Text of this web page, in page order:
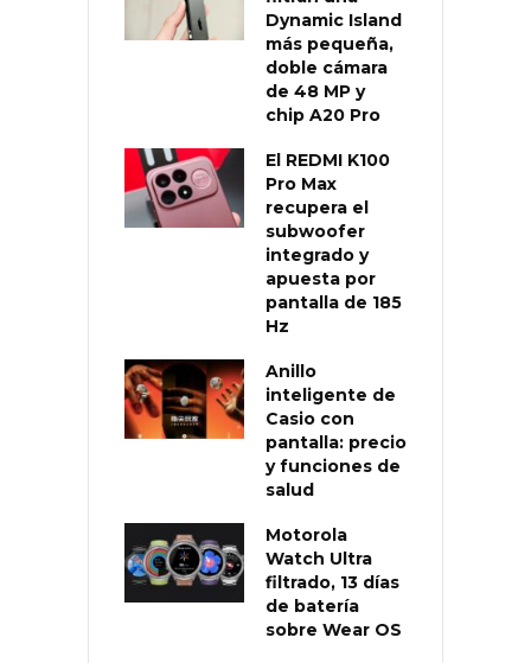
Dynamic Island
más pequeña,
doble cámara
de 48 MP y
chip A20 Pro
El REDMI K100
Pro Max
recupera el
subwoofer
integrado y
apuesta por
pantalla de 185
Hz
Anillo
inteligente de
Casio con
pantalla: precio
y funciones de
salud
Motorola
Watch Ultra
filtrado, 13 días
de batería
sobre Wear OS